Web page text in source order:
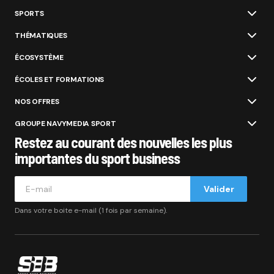
SPORTS
THÉMATIQUES
ÉCOSYSTÈME
ÉCOLES ET FORMATIONS
NOS OFFRES
GROUPE NAVYMEDIA SPORT
Restez au courant des nouvelles les plus
importantes du sport business
Valider
Dans votre boite e-mail (1 fois par semaine).